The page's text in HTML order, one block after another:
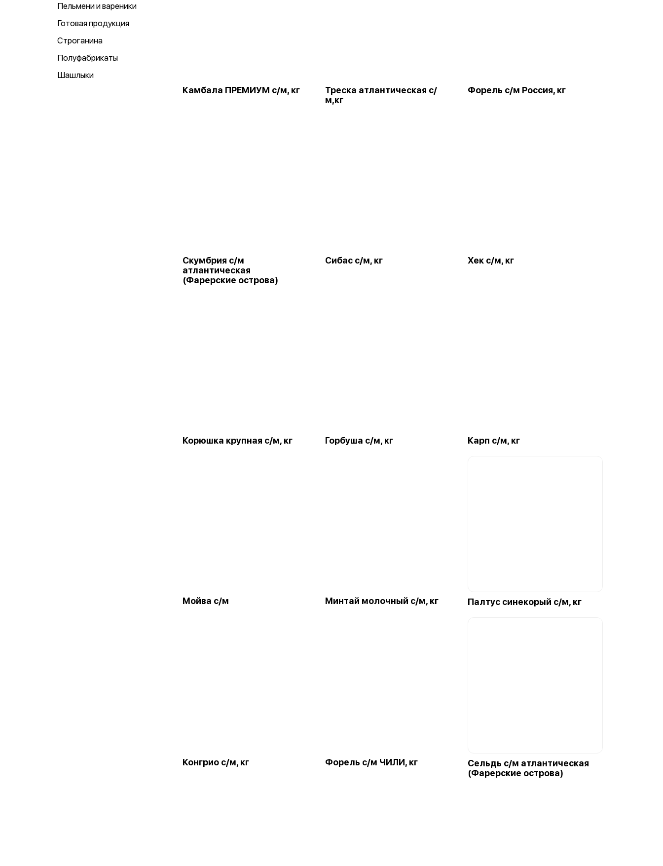
Пельмени и вареники
Готовая продукция
Строганина
Полуфабрикаты
Шашлыки
Камбала ПРЕМИУМ с/м, кг
Треска атлантическая с/
м,кг
Форель с/м Россия, кг
Скумбрия с/м
атлантическая
(Фарерские острова)
Сибас с/м, кг Хек с/м, кг
Корюшка крупная с/м, кг Горбуша с/м, кг Карп с/м, кг
Мойва с/м Минтай молочный с/м, кг Палтус синекорый с/м, кг
Конгрио с/м, кг Форель с/м ЧИЛИ, кг
Сельдь с/м атлантическая
(Фарерские острова)